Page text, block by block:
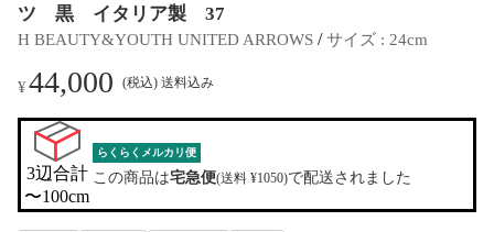
ツ 黒 イタリア製 37
H BEAUTY&YOUTH UNITED ARROWS / サイズ : 24cm
¥44,000 (税込) 送料込み
3辺合計
〜100cm
らくらくメルカリ便
この商品は宅急便(送料 ¥1050)で配送されました